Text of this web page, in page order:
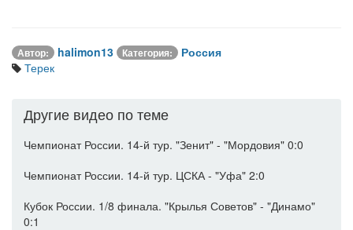
Автор: halimon13 Категория:
Россия
Терек
Другие видео по теме
Чемпионат России. 14-й тур. "Зенит" - "Мордовия" 0:0
Чемпионат России. 14-й тур. ЦСКА - "Уфа" 2:0
Кубок России. 1/8 финала. "Крылья Советов" - "Динамо"
0:1